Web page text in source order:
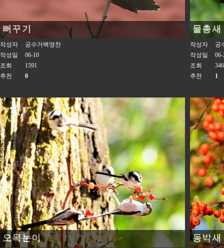
뻐꾸기
작성자
공수거백영찬
작성일
06-10
조회
1591
추천
0
물총새
작성자
공
작성일
06-
조회
추천
1
오목눈이 동박새